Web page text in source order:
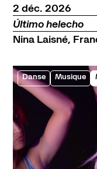
2 décembre
déc. 2026
Último helecho
Nina Laisné,
Danse Musique